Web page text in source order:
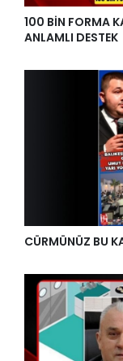
100 BİN FORMA
ANLAMLI DESTEK
CÜRMÜNÜZ BU